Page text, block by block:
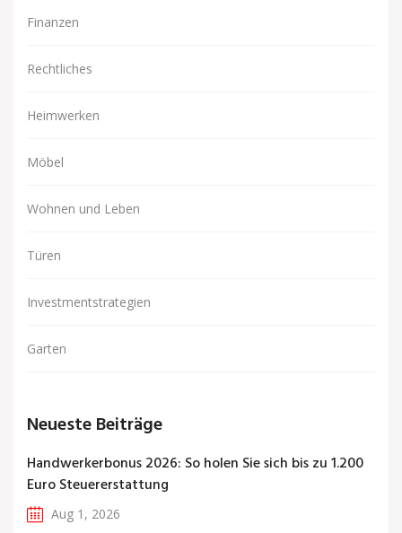
Finanzen
Rechtliches
Heimwerken
Möbel
Wohnen und Leben
Türen
Investmentstrategien
Garten
Neueste Beiträge
Handwerkerbonus 2026: So holen Sie sich bis zu 1.200
Euro Steuererstattung
Aug 1, 2026